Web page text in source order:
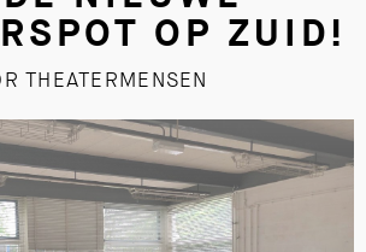
OP ZUID!
THEATERMENSEN